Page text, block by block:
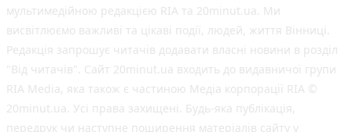
мультимедійною редакцією RIA та 20minut.ua. Ми
висвітлюємо важливі та цікаві події, людей, життя Вінниці.
Редакція запрошує читачів додавати власні новини в розділ
"Від читачів". Сайт 20minut.ua входить до видавничої групи
RIA Media, яка також є частиною Медіа корпорації RIA ©
20minut.ua. Усі права захищені. Будь-яка публiкацiя,
передрук чи наступне поширення матеріалів сайту у